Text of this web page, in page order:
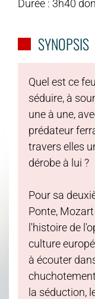
Durée : 3h40
SYNOPSIS
Quel est ce
séduire, à
une à une,
prédateur
travers elles
dérobe à lui ?
Pour sa
Ponte,
l'histoire de
culture
à écouter
la séduction,